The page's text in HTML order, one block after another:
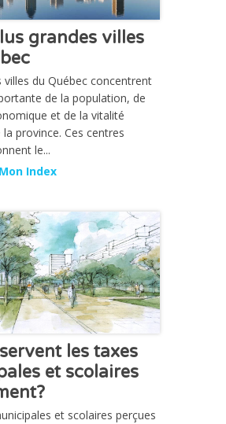
grandes villes
villes du Québec concentrent
de la population, de
et de la vitalité
province. Ces centres
le...
Mon Index
les taxes
et scolaires
et scolaires perçues